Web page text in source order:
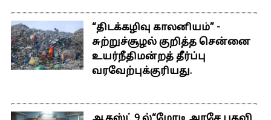
“திடக்கழிவு காலனியம்” -
சுற்றுச்சூழல் குறித்த சென்னை
உயர்நீதிமன்றத் தீர்ப்பு
வரவேற்புக்குரியது.